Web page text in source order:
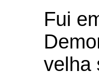
Fui
velha